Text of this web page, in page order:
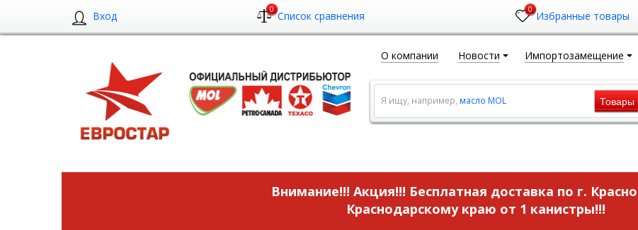
Вход 0 Список сравнения 0 Избранные товары
О компании Новости Импортозамещение
Я ищу, например, масло MOL Товары
Внимание!!! Акция!!! Бесплатная доставка по г.
Краснодарскому краю от 1 канистры!!!